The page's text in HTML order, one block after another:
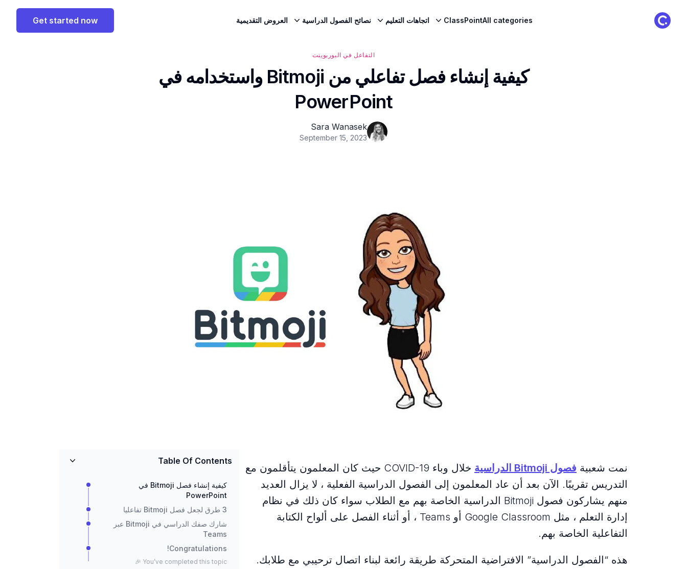
ClassPoint Logo
All categories
ClassPoint اتجاهات التعليم نصائح الفصول الدراسية العروض التقديمية Get started now
التفاعل في البوربوينت
كيفية إنشاء فصل تفاعلي من Bitmoji واستخدامه في
PowerPoint
Sara Wanasek
September 15, 2023
نمت شعبية فصول Bitmoji الدراسية
خلال وباء COVID-19 حيث كان المعلمون يتأقلمون مع
التدريس تقريبًا. الآن بعد أن عاد المعلمون إلى الفصول الدراسية الفعلية ، لا يزال العديد
منهم يشاركون فصول Bitmoji الدراسية الخاصة بهم مع الطلاب سواء كان ذلك في نظام
إدارة التعلم ، مثل Google Classroom أو Teams ، أو أثناء الفصل على ألواح الكتابة
التفاعلية الخاصة بهم.
هذه “الفصول الدراسية” الافتراضية المتحركة طريقة رائعة لبناء اتصال ترحيبي مع طلابك.
Table Of Contents
كيفية إنشاء فصل Bitmoji في
PowerPoint
3 طرق لجعل فصل Bitmoji تفاعليا
شارك صفك الدراسي في Bitmoji عبر
Teams
Congratulations!
You’ve completed this topic 🎉